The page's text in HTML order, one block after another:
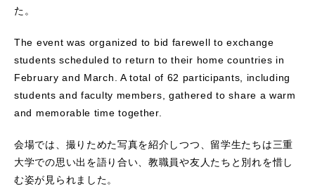
た。
The event was organized to bid farewell to exchange
students scheduled to return to their home countries in
February and March. A total of 62 participants, including
students and faculty members, gathered to share a warm
and memorable time together.
会場では、撮りためた写真を紹介しつつ、留学生たちは三重
大学での思い出を語り合い、教職員や友人たちと別れを惜し
む姿が見られました。